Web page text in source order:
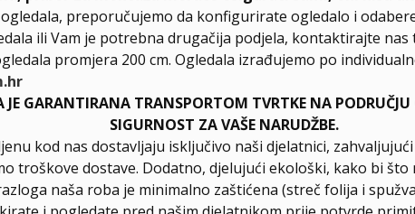
preporučujemo da konfigurirate ogledalo i
ili Vam je potrebna drugačija podjela, kontaktirajte
promjera 200 cm. Ogledala izrađujemo po
JE GARANTIRANA TRANSPORTOM TVRTKE NA PODRUČJU
SIGURNOST ZA VAŠE NARUDŽBE.
kod nas dostavljaju isključivo naši djelatnici,
troškove dostave. Dodatno, djelujući ekološki, kako bi
naša roba je minimalno zaštićena (streč folija i